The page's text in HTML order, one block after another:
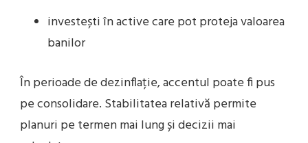
investești în active care pot proteja valoarea
banilor
În perioade de dezinflație, accentul poate fi pus
pe consolidare. Stabilitatea relativă permite
planuri pe termen mai lung și decizii mai